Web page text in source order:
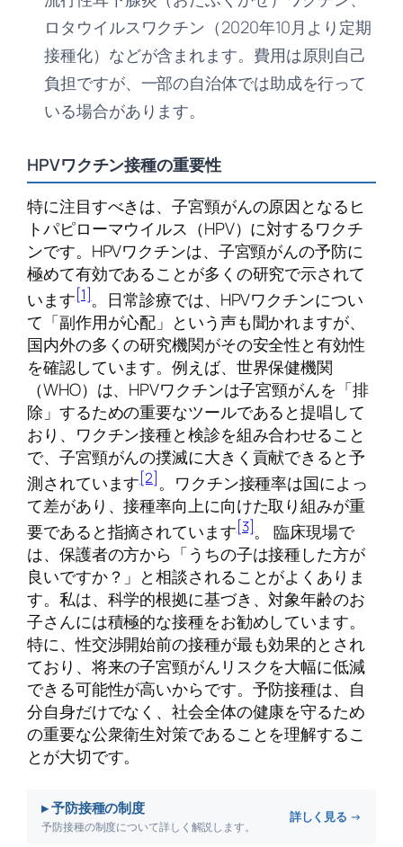
ロタウイルスワクチン（2020年10月より定期
接種化）などが含まれます。費用は原則自己
負担ですが、一部の自治体では助成を行って
いる場合があります。
HPVワクチン接種の重要性
特に注目すべきは、子宮頸がんの原因となるヒ
トパピローマウイルス（HPV）に対するワクチ
ンです。HPVワクチンは、子宮頸がんの予防に
極めて有効であることが多くの研究で示されて
います[1]。日常診療では、HPVワクチンについ
て「副作用が心配」という声も聞かれますが、
国内外の多くの研究機関がその安全性と有効性
を確認しています。例えば、世界保健機関
（WHO）は、HPVワクチンは子宮頸がんを「排
除」するための重要なツールであると提唱して
おり、ワクチン接種と検診を組み合わせること
で、子宮頸がんの撲滅に大きく貢献できると予
測されています[2]。ワクチン接種率は国によっ
て差があり、接種率向上に向けた取り組みが重
要であると指摘されています[3]。 臨床現場で
は、保護者の方から「うちの子は接種した方が
良いですか？」と相談されることがよくありま
す。私は、科学的根拠に基づき、対象年齢のお
子さんには積極的な接種をお勧めしています。
特に、性交渉開始前の接種が最も効果的とされ
ており、将来の子宮頸がんリスクを大幅に低減
できる可能性が高いからです。予防接種は、自
分自身だけでなく、社会全体の健康を守るため
の重要な公衆衛生対策であることを理解するこ
とが大切です。
▸ 予防接種の制度
予防接種の制度について詳しく解説します。
詳しく見る →